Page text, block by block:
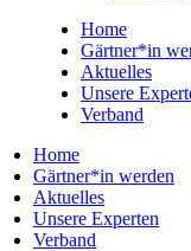
Home
Gärtner*in
Aktuelles
Unsere
Verband
Home
Gärtner*in werden
Aktuelles
Unsere Experten
Verband